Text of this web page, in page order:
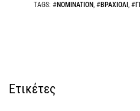
TAGS: #NOMINATION, #ΒΡΑΧΙΟΛΙ , #
Ετικέτες